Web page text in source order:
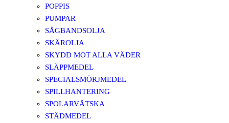
POPPIS
PUMPAR
SÅGBANDSOLJA
SKÄROLJA
SKYDD MOT ALLA VÄDER
SLÄPPMEDEL
SPECIALSMÖRJMEDEL
SPILLHANTERING
SPOLARVÄTSKA
STÄDMEDEL